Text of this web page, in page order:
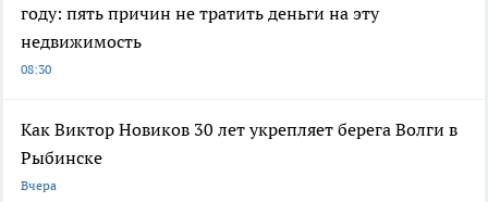
году: пять причин не тратить деньги на эту
недвижимость
08:30
Как Виктор Новиков 30 лет укрепляет берега Волги в
Рыбинске
Вчера